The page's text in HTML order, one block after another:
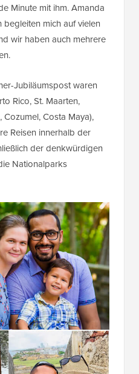
Minute mit ihm. Amanda
mich auf vielen
wir haben auch mehrere
Jubiläumspost waren
Rico, St. Maarten,
Cozumel, Costa Maya),
Reisen innerhalb der
der denkwürdigen
Nationalparks